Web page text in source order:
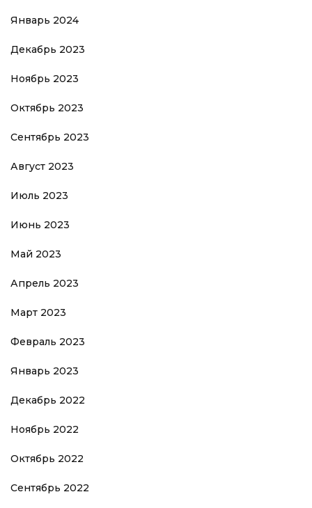
Январь 2024
Декабрь 2023
Ноябрь 2023
Октябрь 2023
Сентябрь 2023
Август 2023
Июль 2023
Июнь 2023
Май 2023
Апрель 2023
Март 2023
Февраль 2023
Январь 2023
Декабрь 2022
Ноябрь 2022
Октябрь 2022
Сентябрь 2022